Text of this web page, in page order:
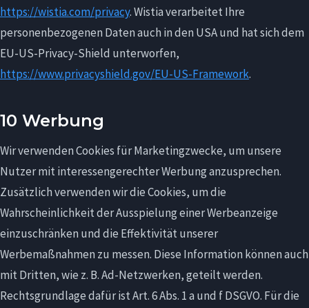
https://wistia.com/privacy. Wistia verarbeitet Ihre
personenbezogenen Daten auch in den USA und hat sich dem
EU-US-Privacy-Shield unterworfen, ​
https://www.privacyshield.gov/EU-US-Framework.
10 Werbung
Wir verwenden Cookies für Marketingzwecke, um unsere
Nutzer mit interessengerechter Werbung anzusprechen.
Zusätzlich verwenden wir die Cookies, um die
Wahrscheinlichkeit der Ausspielung einer Werbeanzeige
einzuschränken und die Effektivität unserer
Werbemaßnahmen zu messen. Diese Information können auch
mit Dritten, wie z. B. Ad-Netzwerken, geteilt werden.
Rechtsgrundlage dafür ist Art. 6 Abs. 1 a und f DSGVO. Für die